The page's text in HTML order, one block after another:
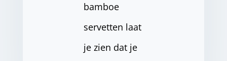
bamboe
servetten laat
je zien dat je